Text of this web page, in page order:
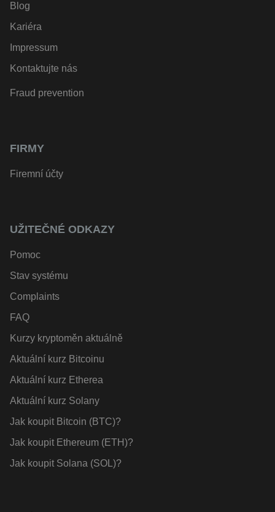
Blog
Kariéra
Impressum
Kontaktujte nás
Fraud prevention
FIRMY
Firemní účty
UŽITEČNÉ ODKAZY
Pomoc
Stav systému
Complaints
FAQ
Kurzy kryptoměn aktuálně
Aktuální kurz Bitcoinu
Aktuální kurz Etherea
Aktuální kurz Solany
Jak koupit Bitcoin (BTC)?
Jak koupit Ethereum (ETH)?
Jak koupit Solana (SOL)?